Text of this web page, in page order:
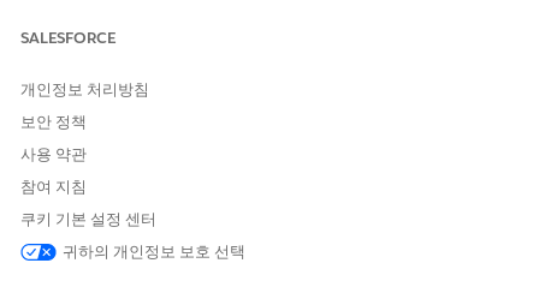
에이전트 작업
이러한 작업은 전문 에이전트와 대화하는 동안 자동으로 실행됩니
Knowledge로 질문 답변
서비스 카탈로그 항목 플로 실행
제품 출시 카드 가져오기
SALESFORCE
개인정보 처리방침
보안 정책
사용 약관
참여 지침
쿠키 기본 설정 센터
귀하의 개인정보 보호 선택